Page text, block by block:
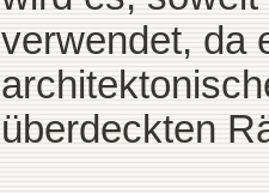
verwendet, da
überdeckten